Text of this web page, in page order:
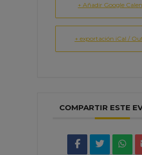
+ Añadir Google
+ exportación iCal /
COMPARTIR ESTE